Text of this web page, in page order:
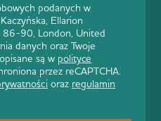
podanych w
Ellarion
86-90, London, United
danych oraz Twoje
są w polityce
przez reCAPTCHA.
oraz regulamin